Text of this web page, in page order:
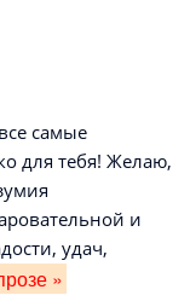
самые
для тебя! Желаю,
и
удач,
»